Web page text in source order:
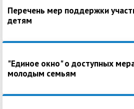
Перечень мер поддержки
детям
"Единое окно" о доступных
молодым семьям